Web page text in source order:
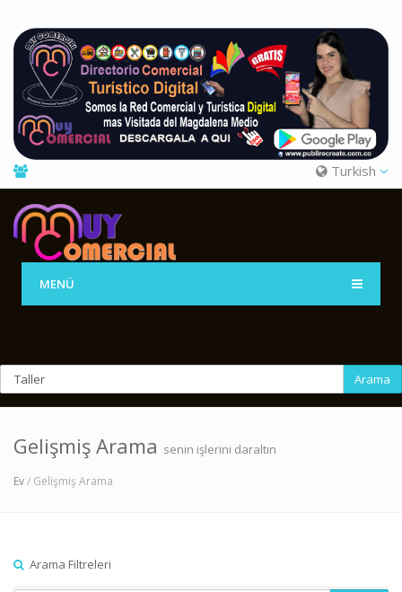
Turkish
MENÜ
Arama
Gelişmiş Arama senin işlerini daraltın
Ev/ Gelişmiş Arama
Arama Filtreleri